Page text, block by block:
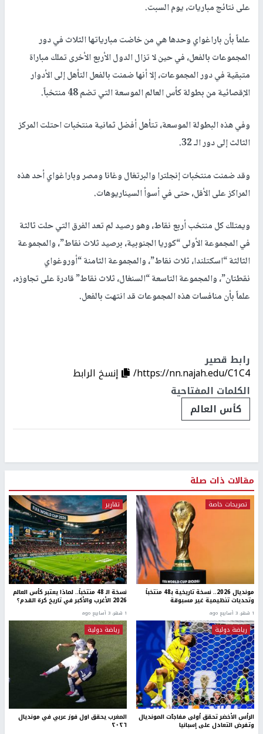
على نتائج مباريات، يوم السبت.
علماً بأن باراغواي وحدها هي من خاضت مبارياتها الثلاث في دور
المجموعات بالفعل، في حين لا تزال الدول الأربع الأخرى تملك مباراة
متبقية في دور المجموعات، إلا أنها ضمنت بالفعل التأهل إلى الأدوار
الإقصائية من بطولة كأس العالم الموسعة التي تضم 48 منتخباً.
وفي هذه البطولة الموسعة، تتأهل أفضل ثمانية منتخبات احتلت المركز
الثالث إلى دور الـ 32.
وقد ضمنت منتخبات إنجلترا والبرتغال وغانا ومصر وباراغواي أحد هذه
المراكز على الأقل، حتى في أسوأ السيناريوهات.
ويمتلك كل منتخب أربع نقاط، وهو رصيد لم تعد الفرق التي حلت ثالثة
في المجموعة الأولى “كوريا الجنوبية، برصيد ثلاث نقاط”، والمجموعة
الثالثة “اسكتلندا، ثلاث نقاط”، والمجموعة الثامنة “أوروغواي
نقطتان”، والمجموعة التاسعة “السنغال، ثلاث نقاط” قادرة على تجاوزه،
علماً بأن منافسات هذه المجموعات قد انتهت بالفعل.
رابط قصير
https://nn.najah.edu/C1C4/
إنسخ الرابط
الكلمات المفتاحية
كأس العالم
مقالات ذات صلة
تصريحات خاصة
مونديال 2026.. نسخة تاريخية بـ48 منتخباً
وتحديات تنظيمية غير مسبوقة
1 شهر، 3 أسابيع ago
تقارير
نسخة الـ 48 منتخباً.. لماذا يعتبر كأس العالم
2026 الأغرب والأكبر في تاريخ كرة القدم؟
1 شهر، 3 أسابيع ago
رياضة دولية
الرأس الأخضر تحقق أولى مفاجآت المونديال
وتفرض التعادل على إسبانيا
رياضة دولية
المغرب يحقق اول فوز عربي في مونديال
٢٠٢٦